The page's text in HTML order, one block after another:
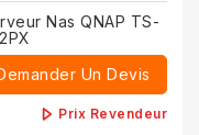
Nas QNAP TS-
Un Devis
Prix Revendeur